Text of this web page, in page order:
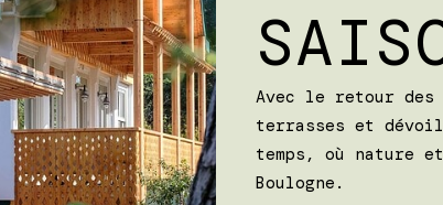
Avec le retour
terrasses et
temps, où nature
Boulogne.